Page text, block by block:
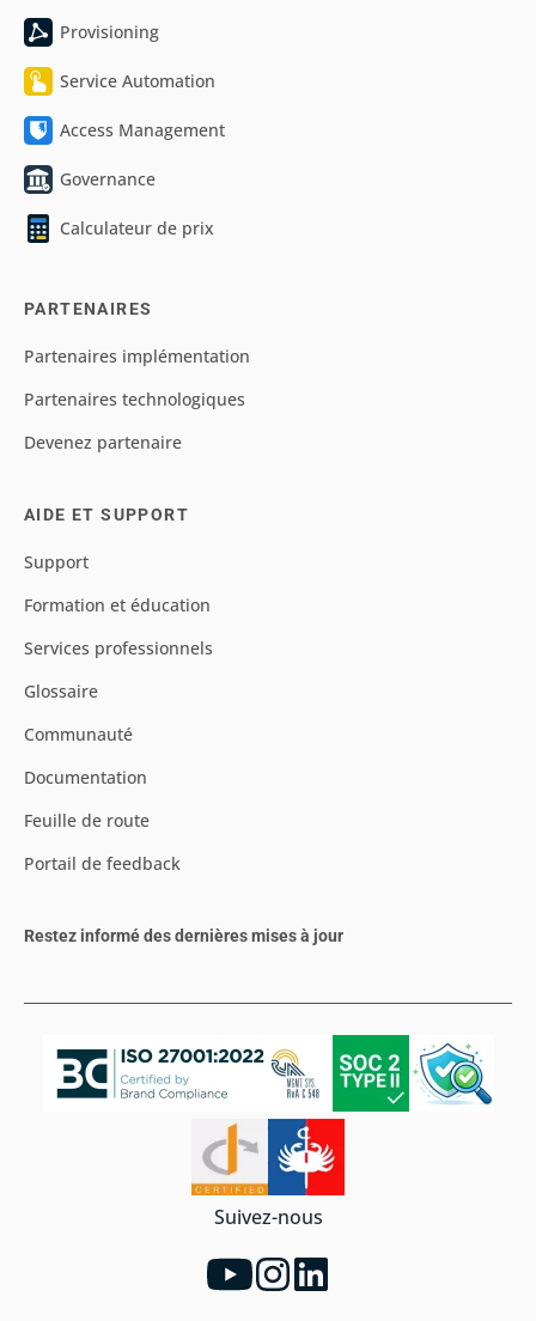
Provisioning
Service Automation
Access Management
Governance
Calculateur de prix
PARTENAIRES
Partenaires implémentation
Partenaires technologiques
Devenez partenaire
AIDE ET SUPPORT
Support
Formation et éducation
Services professionnels
Glossaire
Communauté
Documentation
Feuille de route
Portail de feedback
Restez informé des dernières mises à jour
Suivez-nous